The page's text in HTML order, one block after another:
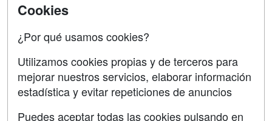
Aviso legal
Copyleft
Cookies
¿Por qué usamos cookies?
Utilizamos cookies propias y de terceros para
mejorar nuestros servicios, elaborar información
estadística y evitar repeticiones de anuncios
Puedes aceptar todas las cookies pulsando en